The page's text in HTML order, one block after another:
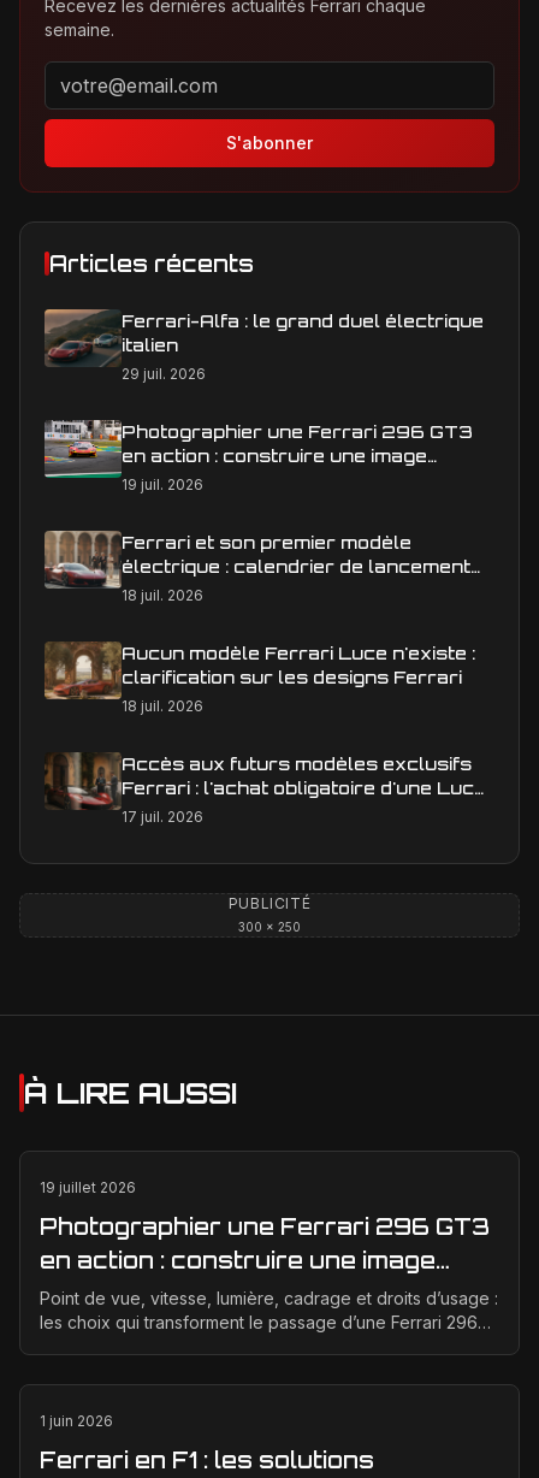
Recevez les dernières actualités Ferrari chaque
semaine.
Adresse email pour la newsletter
S'abonner
Articles récents
Ferrari-Alfa : le grand duel électrique
italien
29 juil. 2026
Photographier une Ferrari 296 GT3
en action : construire une image
éditoriale qui raconte la course
19 juil. 2026
Ferrari et son premier modèle
électrique : calendrier de lancement
en Europe
18 juil. 2026
Aucun modèle Ferrari Luce n'existe :
clarification sur les designs Ferrari
18 juil. 2026
Accès aux futurs modèles exclusifs
Ferrari : l'achat obligatoire d'une Luce
est-il une réalité ?
17 juil. 2026
PUBLICITÉ
300 × 250
À LIRE AUSSI
19 juillet 2026
Photographier une Ferrari 296 GT3
en action : construire une image
éditoriale qui raconte la course
Point de vue, vitesse, lumière, cadrage et droits d’usage :
les choix qui transforment le passage d’une Ferrari 296
1 juin 2026
Ferrari en F1 : les solutions